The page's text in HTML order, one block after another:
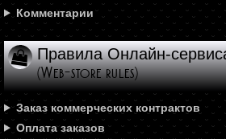
Комментарии
Правила Онлайн-
(Web-store rules)
Заказ коммерческих контрактов
Оплата заказов